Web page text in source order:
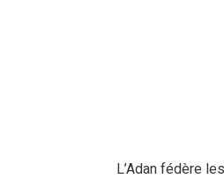
L’Adan fédère